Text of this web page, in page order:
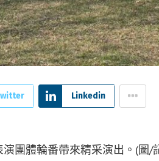
Linkedin
團體輪番帶來精采演出。(圖/